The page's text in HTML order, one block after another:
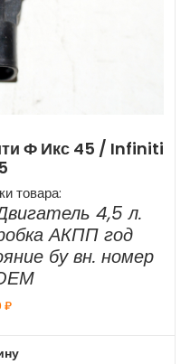
Ф Икс 45 / Infiniti
товара:
4,5 л.
АКПП год
бу вн. номер
₽